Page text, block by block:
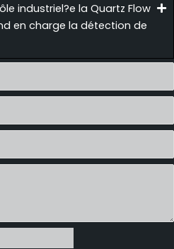
industriel?e la Quartz Flow
en charge la détection de